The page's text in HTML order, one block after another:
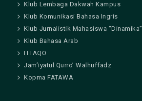
Klub Lembaga Dakwah Kampus
Klub Komunikasi Bahasa Ingris
Klub Jurnalistik Mahasiswa “Dinamika”
Klub Bahasa Arab
ITTAQO
Jam’iyatul Qurro’ Walhuffadz
Kopma FATAWA